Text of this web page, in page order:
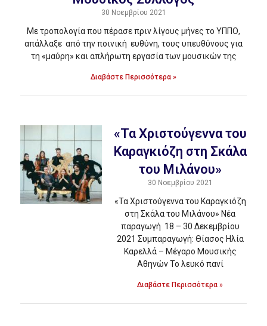
30 Νοεμβρίου 2021
Με τροπολογία που πέρασε πριν λίγους μήνες το ΥΠΠΟ,
απάλλαξε από την ποινική ευθύνη, τους υπευθύνους για
τη «μαύρη» και απλήρωτη εργασία των μουσικών της
Διαβάστε Περισσότερα »
«Τα Χριστούγεννα του
Καραγκιόζη στη Σκάλα
του Μιλάνου»
30 Νοεμβρίου 2021
«Τα Χριστούγεννα του Καραγκιόζη
στη Σκάλα του Μιλάνου» Νέα
παραγωγή 18 – 30 Δεκεμβρίου
2021 Συμπαραγωγή: Θίασος Ηλία
Καρελλά – Μέγαρο Μουσικής
Αθηνών Το λευκό πανί
Διαβάστε Περισσότερα »